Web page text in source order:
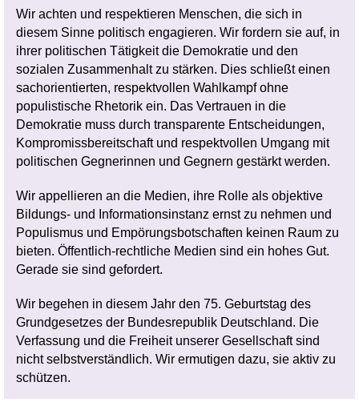
Wir achten und respektieren Menschen, die sich in
diesem Sinne politisch engagieren. Wir fordern sie auf, in
ihrer politischen Tätigkeit die Demokratie und den
sozialen Zusammenhalt zu stärken. Dies schließt einen
sachorientierten, respektvollen Wahlkampf ohne
populistische Rhetorik ein. Das Vertrauen in die
Demokratie muss durch transparente Entscheidungen,
Kompromissbereitschaft und respektvollen Umgang mit
politischen Gegnerinnen und Gegnern gestärkt werden.
Wir appellieren an die Medien, ihre Rolle als objektive
Bildungs- und Informationsinstanz ernst zu nehmen und
Populismus und Empörungsbotschaften keinen Raum zu
bieten. Öffentlich-rechtliche Medien sind ein hohes Gut.
Gerade sie sind gefordert.
Wir begehen in diesem Jahr den 75. Geburtstag des
Grundgesetzes der Bundesrepublik Deutschland. Die
Verfassung und die Freiheit unserer Gesellschaft sind
nicht selbstverständlich. Wir ermutigen dazu, sie aktiv zu
schützen.